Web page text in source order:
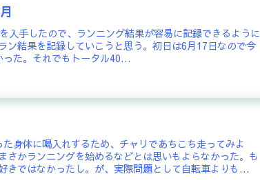
手したので、ランニング結果が容易に記録できるように
ン結果を記録していこうと思う。初日は6月17日なので今
た。それでもトータル40...
身体に喝入れするため、チャリであちこち走ってみよ
さかランニングを始めるなどとは思いもよらなかった。も
きではなかったし。が、実際問題として自転車よりも...